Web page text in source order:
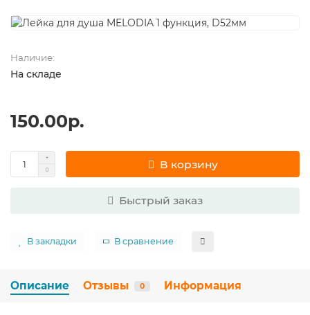
Наличие:
На складе
150.00р.
В корзину
Быстрый заказ
В закладки В сравнение
Описание Отзывы 0 Информация